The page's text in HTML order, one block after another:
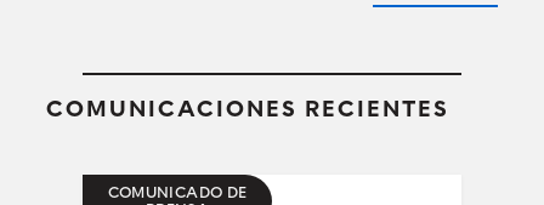
COMUNICACIONES RECIENTES
COMUNICADO DE